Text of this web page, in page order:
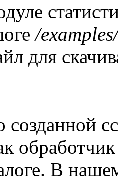
/
для
В